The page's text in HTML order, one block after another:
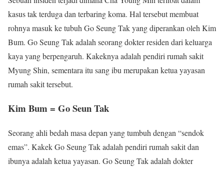
kasus tak terduga dan terbaring koma. Hal tersebut membuat
rohnya masuk ke tubuh Go Seung Tak yang diperankan oleh Kim
Bum. Go Seung Tak adalah seorang dokter residen dari keluarga
kaya yang berpengaruh. Kakeknya adalah pendiri rumah sakit
Myung Shin, sementara itu sang ibu merupakan ketua yayasan
rumah sakit tersebut.
Kim Bum = Go Seun Tak
Seorang ahli bedah masa depan yang tumbuh dengan “sendok
emas”. Kakek Go Seung Tak adalah pendiri rumah sakit dan
ibunya adalah ketua yayasan. Go Seung Tak adalah dokter